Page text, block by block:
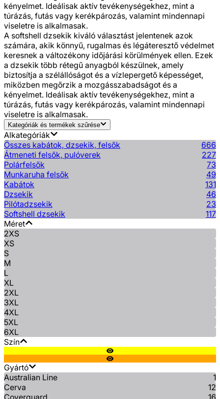
kényelmet. Ideálisak aktív tevékenységekhez, mint a
túrázás, futás vagy kerékpározás, valamint mindennapi
viseletre is alkalmasak.
A softshell dzsekik kiváló választást jelentenek azok
számára, akik könnyű, rugalmas és légáteresztő védelmet
keresnek a változékony időjárási körülmények ellen. Ezek
a dzsekik több rétegű anyagból készülnek, amely
biztosítja a szélállóságot és a vízlepergető képességet,
miközben megőrzik a mozgásszabadságot és a
kényelmet. Ideálisak aktív tevékenységekhez, mint a
túrázás, futás vagy kerékpározás, valamint mindennapi
viseletre is alkalmasak.
Kategóriák és termékek szűrése
Alkategóriák
Összes kabátok, dzsekik, felsők
666
Átmeneti felsők, pulóverek
227
Polárfelsők
73
Munkaruha felsők
49
Kabátok
131
Dzsekik
46
Pilótadzsekik
23
Softshell dzsekik
117
Méret
2XS
XS
S
M
L
XL
2XL
3XL
4XL
5XL
6XL
Szín
Gyártó
Australian Line
1
Cerva
12